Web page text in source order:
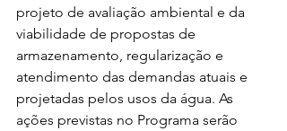
projeto de avaliação ambiental e da
viabilidade de propostas de
armazenamento, regularização e
atendimento das demandas atuais e
projetadas pelos usos da água. As
ações previstas no Programa serão